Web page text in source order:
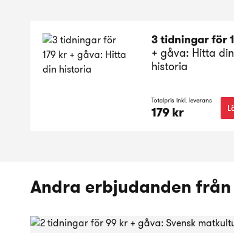
3 tidningar för
+ gåva: Hitta din
historia
Totalpris inkl. leverans
179 kr
Andra erbjudanden